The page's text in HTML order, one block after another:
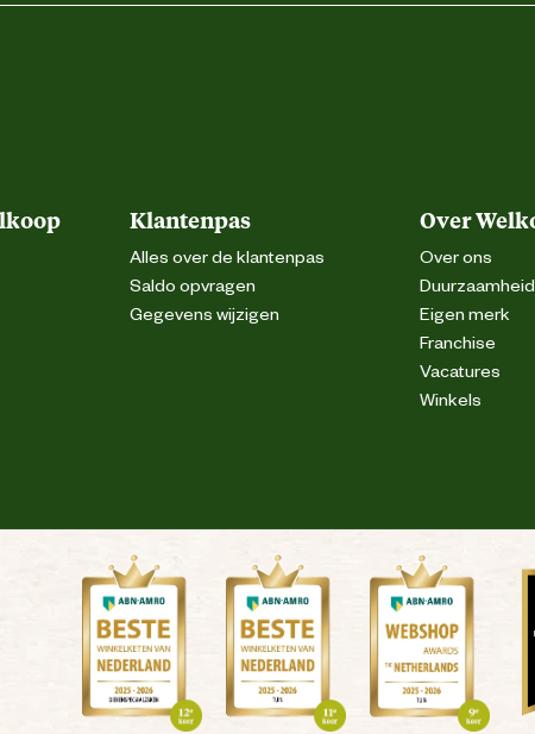
Sluit na gebruik de verpakking.
Klantenpas
Alles over de klantenpas
Saldo opvragen
Gegevens wijzigen
Over
Over ons
Duurzaamheid
Eigen merk
Franchise
Vacatures
Winkels